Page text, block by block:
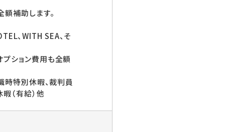
補助します。
、WITH SEA、そ
ション費用も全額
時特別休暇、裁判員
（有給）他